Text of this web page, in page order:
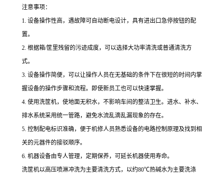
注意事项：
1. 设备操作性高，遇故障可自动断电设计，具有进出口急停按钮的配
置。
2. 根据箱/筐里残留的污迹成度，可以选择大功率清洗或普通清洗方
式。
3. 设备操作简便，可以让操作人员在无基础的条件下在很短的时间内掌
握设备的操作步骤和流程。即使新员工也可以快速掌握。
4. 使用洗筐机，使地面无积水，不影响车间的整洁卫生。进水、补水、
排水系统采用统一管路，避免水流乱滴乱漏现象的存在。
5. 控制配电标识准确，便于机修人员熟悉设备的电路控制原理及找到相
关的元器件的接驳顺序。
6. 机器设备由专人管理，定期保养，可延长机器使用寿命。
洗筐机以高压喷淋冲洗为主要清洗方式，以约80℃热碱水为主要洗涤